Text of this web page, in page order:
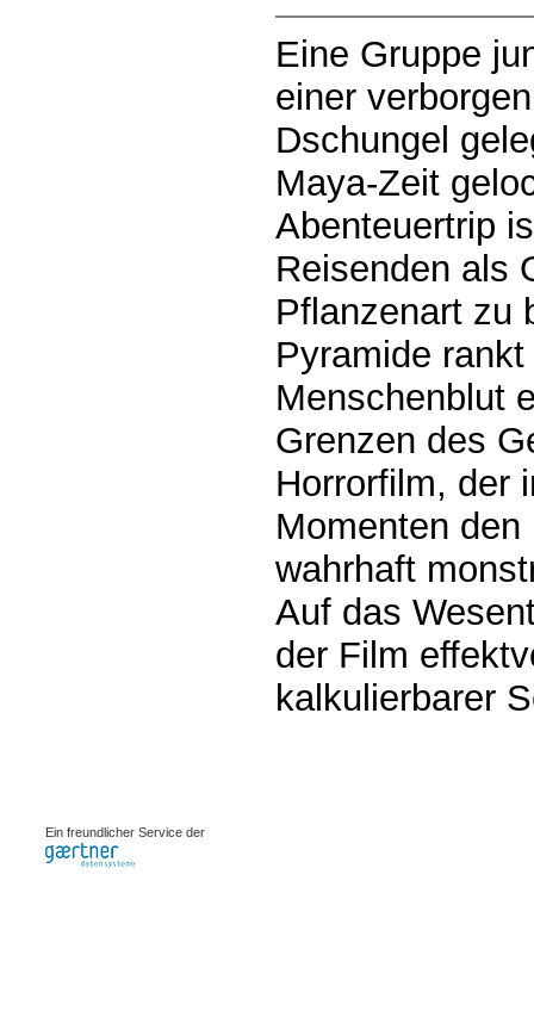
Eine Gruppe
einer
Dschungel
Maya-Zeit
Abenteuertrip
Reisenden als
Pflanzenart zu
Pyramide
Menschenblut
Grenzen des
Horrorfilm, der
Momenten
wahrhaft
Auf das
der Film
kalkulierbarer
Ein freundlicher Service der